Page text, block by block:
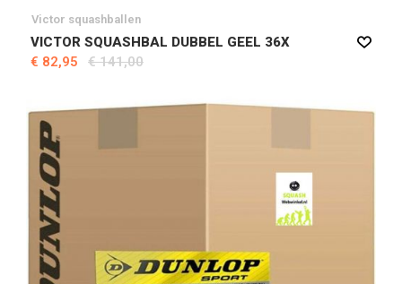
Victor squashballen
VICTOR SQUASHBAL DUBBEL GEEL 36X
€ 82,95
€ 141,00